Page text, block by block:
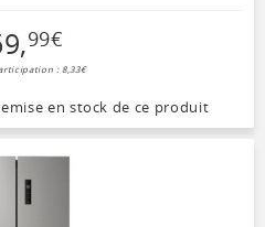
,99€
: 8,33€
en stock de ce produit